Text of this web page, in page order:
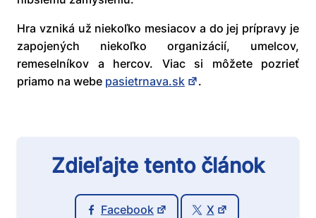
Hra vzniká už niekoľko mesiacov a do jej prípravy je
zapojených niekoľko organizácií, umelcov,
remeselníkov a hercov. Viac si môžete pozrieť
priamo na webe pasietrnava.sk .
Zdieľajte tento článok
Facebook X